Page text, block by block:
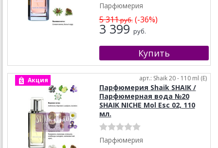
Парфюмерия
5 311руб.(-36%)
3 399 руб.
Акция арт.: Shaik 20 - 110 ml (E)
Парфюмерия Shaik SHAIK /
Парфюмерная вода №20
SHAIK NICHE Mol Esc 02, 110
мл.
Парфюмерия